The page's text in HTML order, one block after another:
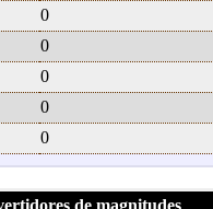
0
0
0
0
0